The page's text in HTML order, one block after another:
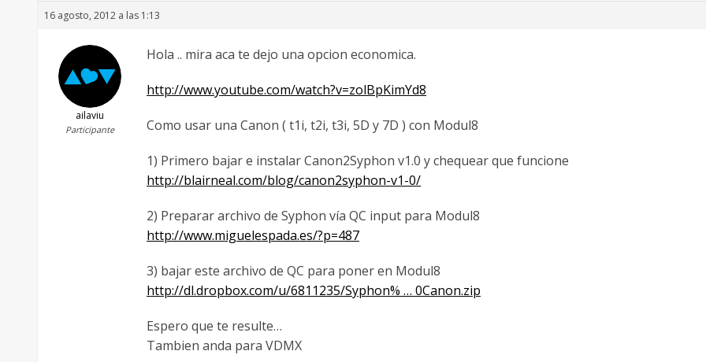
16 agosto, 2012 a las 1:13
ailaviu
Participante
Hola .. mira aca te dejo una opcion economica.
http://www.youtube.com/watch?v=zolBpKimYd8
Como usar una Canon ( t1i, t2i, t3i, 5D y 7D ) con Modul8
1) Primero bajar e instalar Canon2Syphon v1.0 y chequear que funcione
http://blairneal.com/blog/canon2syphon-v1-0/
2) Preparar archivo de Syphon vía QC input para Modul8
http://www.miguelespada.es/?p=487
3) bajar este archivo de QC para poner en Modul8
http://dl.dropbox.com/u/6811235/Syphon% … 0Canon.zip
Espero que te resulte…
Tambien anda para VDMX